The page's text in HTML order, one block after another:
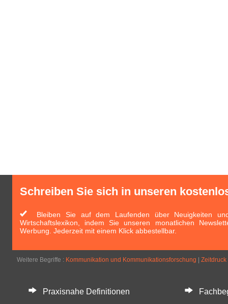
Schreiben Sie sich in unseren
Bleiben Sie auf dem Laufenden über Neuigkeiten
Wirtschaftslexikon, indem Sie unseren monatlichen
Werbung. Jederzeit mit einem Klick abbestellbar.
Weitere Begriffe : Kommunikation und Kommunikationsfor­schung Zeitdruck
Praxisnahe Definitionen